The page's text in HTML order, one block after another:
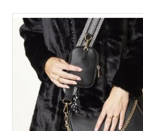
* Sluiting: rits